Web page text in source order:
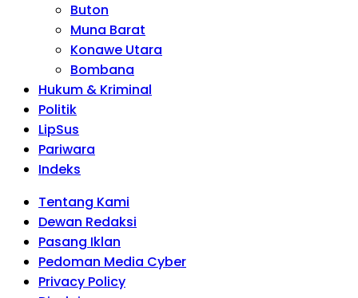
Buton
Muna Barat
Konawe Utara
Bombana
Hukum & Kriminal
Politik
LipSus
Pariwara
Indeks
Tentang Kami
Dewan Redaksi
Pasang Iklan
Pedoman Media Cyber
Privacy Policy